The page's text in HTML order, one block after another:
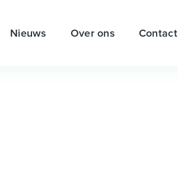
Nieuws Over ons Contact